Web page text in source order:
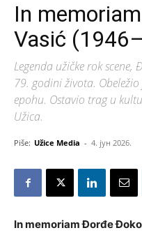
In
Vasić
Legenda užičke rok
79. godini života.
epohu. Ostavio trag u
Užica.
Piše: Užice Media - 4. јун 2026.
In memoriam Đorđe